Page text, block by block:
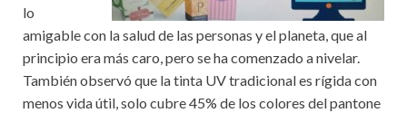
lo
amigable con la salud de las personas y el planeta, que al
principio era más caro, pero se ha comenzado a nivelar.
También observó que la tinta UV tradicional es rígida con
menos vida útil, solo cubre 45% de los colores del pantone